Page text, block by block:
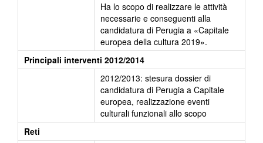
Ha lo scopo di realizzare le attività
necessarie e conseguenti alla
candidatura di Perugia a «Capitale
europea della cultura 2019».
Principali interventi 2012/2014
2012/2013: stesura dossier di
candidatura di Perugia a Capitale
europea, realizzazione eventi
culturali funzionali allo scopo
Reti